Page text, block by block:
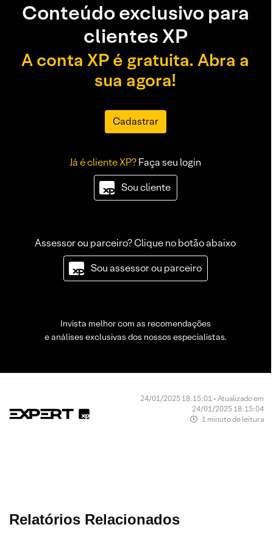
Conteúdo exclusivo para
clientes XP
A conta XP é gratuita. Abra a
sua agora!
Cadastrar
Já é cliente XP?Faça seu login
Sou cliente
Assessor ou parceiro? Clique no botão abaixo
Sou assessor ou parceiro
Invista melhor com as recomendações
e análises exclusivas dos nossos especialistas.
24/01/2025 18:15:01 • Atualizado em
24/01/2025 18:15:04
1 minuto de leitura
Relatórios Relacionados